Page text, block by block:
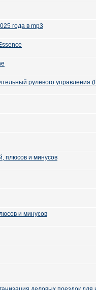
года в mp3
рулевого управления
плюсов и минусов
и минусов